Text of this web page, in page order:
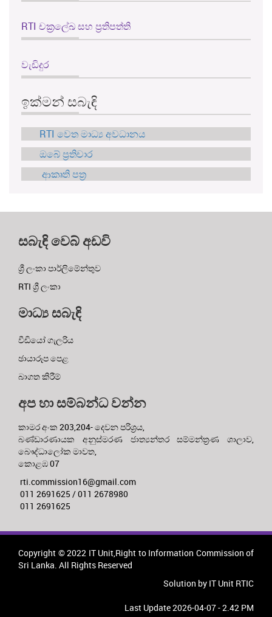
RTI චක්‍රලේඛ සහ ප්‍රතිපත්ති
වැඩිදුර
ඉක්මන් සබැඳි
RTI වෙත මාධ්‍ය අවධානය
ඔබේ ප්‍රතිචාර
ආකෘති පත්‍ර
සබැඳි වෙබ් අඩවි
ශ්‍රී ලංකා පාර්ලිමේන්තුව
RTI ශ්‍රී ලංකා
මාධ්‍ය සබැඳි
වීඩියෝ ගැලරිය
ඡායාරූප පෙළ
බාගත කිරීම්
අප හා සම්බන්ධ වන්න
කාමර අංක 203,204- දෙවන පරිශ්‍රය,
බණ්ඩාරණායක අනුස්මරණ ජාත්‍යන්තර සම්මන්ත්‍රණ ශාලාව,
බෞද්ධාලෝක මාවත,
කොළඹ 07
rti.commission16@gmail.com
011 2691625 / 011 2678980
011 2691625
Copyright © 2022 IT Unit,Right to Information Commission of
Sri Lanka. All Rights Reserved
Solution by IT Unit RTIC
Last Update 2026-04-07 - 2.42 PM